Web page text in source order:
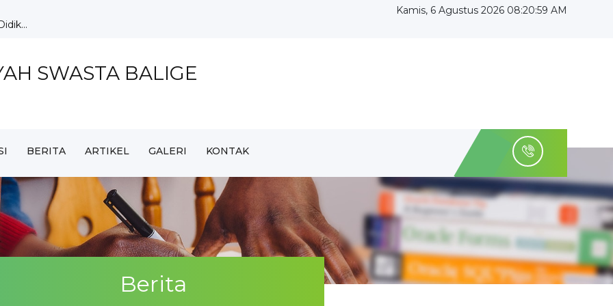
Ra...
Tata...
Kamis, 6 Agustus 2026 08:21:01 AM
SWASTA BALIGE
BERITA ARTIKEL GALERI KONTAK
Berita